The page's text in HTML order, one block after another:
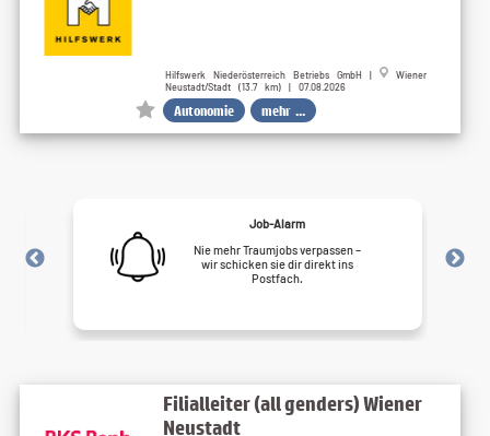
Hilfswerk Niederösterreich Betriebs GmbH |
Wiener
Neustadt/Stadt (13.7 km) | 07.08.2026
Autonomie mehr ...
Job-Alarm
Nie mehr Traumjobs verpassen –
wir schicken sie dir direkt ins
Postfach.
Filialleiter (all genders) Wiener
Neustadt